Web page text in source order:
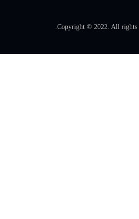
Copyright © 2022. All rights